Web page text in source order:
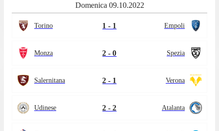
Domenica 09.10.2022
Torino 1 - 1 Empoli
Monza 2 - 0 Spezia
Salernitana 2 - 1 Verona
Udinese 2 - 2 Atalanta